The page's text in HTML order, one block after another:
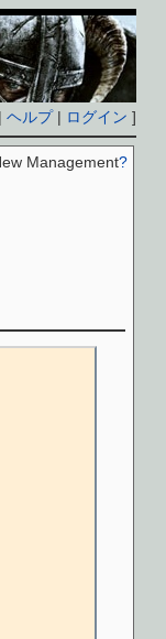
ヘルプ| ログイン ]
Management?